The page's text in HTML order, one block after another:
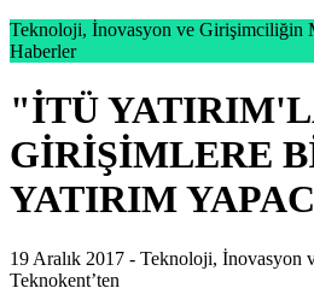
Teknoloji, İnovasyon ve Girişimciliğin
Haberler
"İTÜ
GİRİŞİMLERE
YATIRIM
19 Aralık 2017 - Teknoloji, İnovasyon
Teknokent’ten